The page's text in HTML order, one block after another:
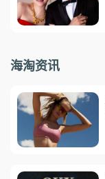
海淘资讯